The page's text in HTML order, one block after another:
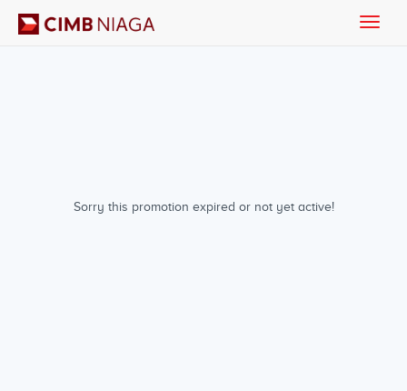
Sorry this promotion expired or not yet active!
Toggle